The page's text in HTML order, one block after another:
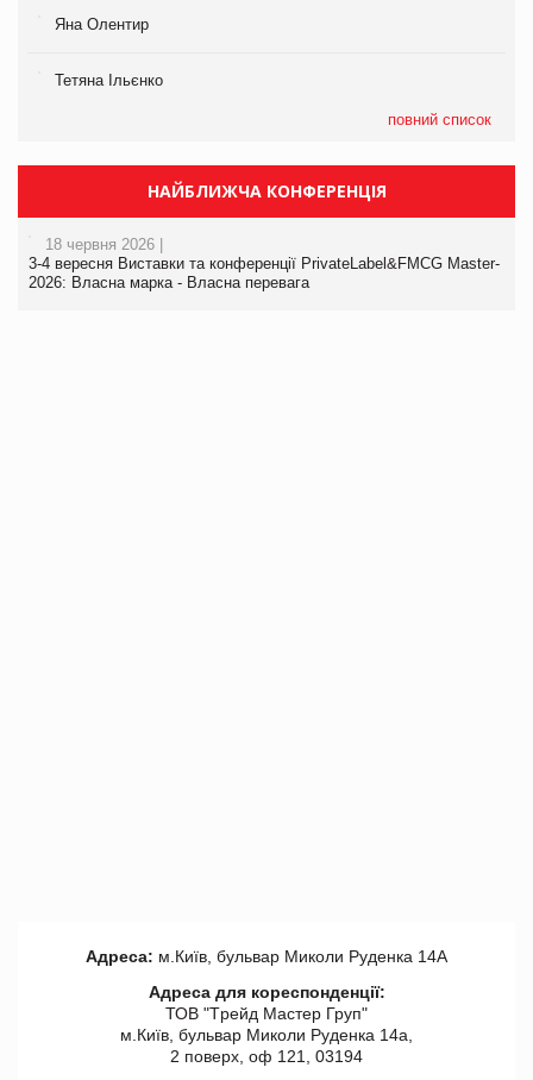
Яна Олентир
Тетяна Ільєнко
повний список
НАЙБЛИЖЧА КОНФЕРЕНЦІЯ
18 червня 2026 |
3-4 вересня Виставки та конференції PrivateLabel&FMCG Master-
2026: Власна марка - Власна перевага
Адреса: м.Київ, бульвар Миколи Руденка 14А
Адреса для кореспонденції:
ТОВ "Tрейд Мастер Груп"
м.Київ, бульвар Миколи Руденка 14а,
2 поверх, оф 121, 03194